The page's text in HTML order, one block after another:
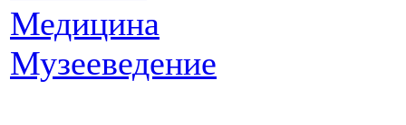
Медицина
Музееведение